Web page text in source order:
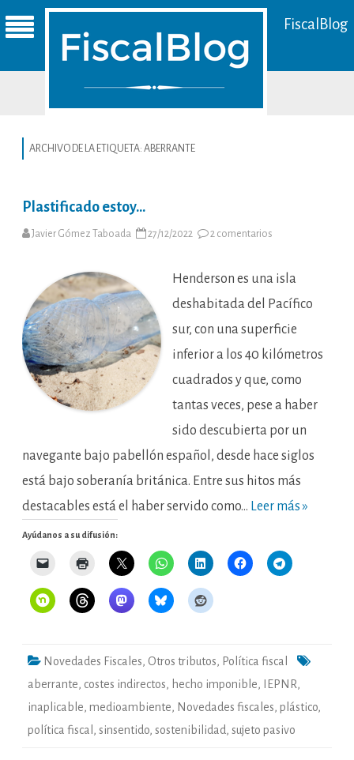
FiscalBlog
ARCHIVO DE LA ETIQUETA: ABERRANTE
Plastificado estoy…
Javier Gómez Taboada 27/12/2022 2 comentarios
Henderson es una isla
deshabitada del Pacífico
sur, con una superficie
inferior a los 40 kilómetros
cuadrados y que, como
tantas veces, pese a haber
sido descubierta por un
navegante bajo pabellón español, desde hace siglos
está bajo soberanía británica. Entre sus hitos más
destacables está el haber servido como… Leer más »
Ayúdanos a su difusión:
Novedades Fiscales, Otros tributos, Política fiscal
aberrante, costes indirectos, hecho imponible, IEPNR,
inaplicable, medioambiente, Novedades fiscales, plástico,
política fiscal , sinsentido, sostenibilidad , sujeto pasivo